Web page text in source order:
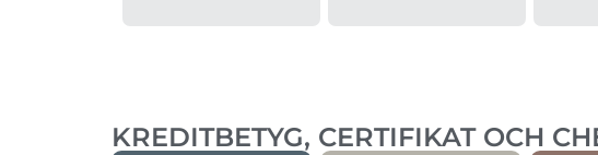
KREDITBETYG, CERTIFIKAT OCH